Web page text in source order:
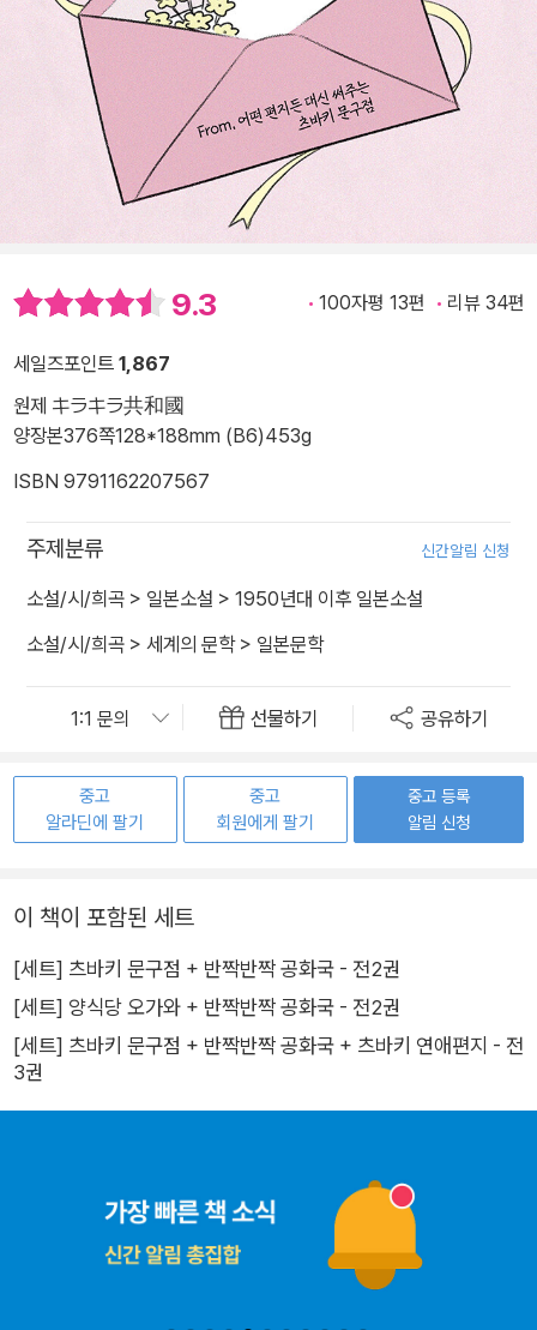
9.3 100자평 13편 리뷰 34편
세일즈포인트 1,867
원제 キラキラ共和國
양장본376쪽128*188mm (B6)453g
ISBN 9791162207567
주제분류 신간알림 신청
소설/시/희곡 > 일본소설 > 1950년대 이후 일본소설
소설/시/희곡 > 세계의 문학> 일본문학
선물하기 공유하기
중고
알라딘에 팔기
중고
회원에게 팔기
중고 등록
알림 신청
이 책이 포함된 세트
[세트] 츠바키 문구점 + 반짝반짝 공화국 - 전2권
[세트] 양식당 오가와 + 반짝반짝 공화국 - 전2권
[세트] 츠바키 문구점 + 반짝반짝 공화국 + 츠바키 연애편지 - 전
3권